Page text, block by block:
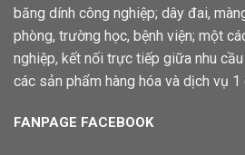
băng dính công nghiệp; dây đai,
phòng, trường học, bệnh viện; một
nghiệp, kết nối trực tiếp giữa nhu
các sản phẩm hàng hóa và dịch vụ 1
FANPAGE FACEBOOK